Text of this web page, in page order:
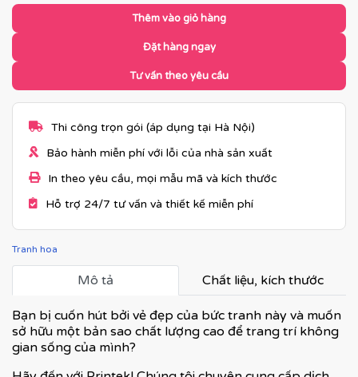
Thêm vào giỏ hàng
Đặt hàng ngay
Tư vấn theo yêu cầu
Thi công trọn gói (áp dụng tại Hà Nội)
Bảo hành miễn phí với lỗi của nhà sản xuất
In theo yêu cầu, mọi mẫu mã và kích thước
Hỗ trợ 24/7 tư vấn và thiết kế miễn phí
Tranh hoa
Mô tả Chất liệu, kích thước
Bạn bị cuốn hút bởi vẻ đẹp của bức tranh này và muốn
sở hữu một bản sao chất lượng cao để trang trí không
gian sống của mình?